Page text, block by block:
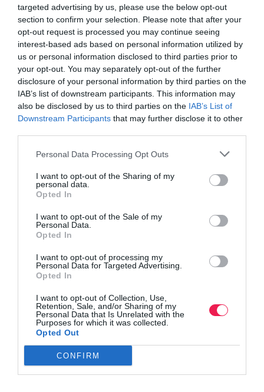
targeted advertising by us, please use the below opt-out
section to confirm your selection. Please note that after your
opt-out request is processed you may continue seeing
interest-based ads based on personal information utilized by
us or personal information disclosed to third parties prior to
your opt-out. You may separately opt-out of the further
disclosure of your personal information by third parties on the
IAB’s list of downstream participants. This information may
also be disclosed by us to third parties on the IAB’s List of
Downstream Participants that may further disclose it to other
Personal Data Processing Opt Outs
I want to opt-out of the Sharing of my
personal data.
Opted In
I want to opt-out of the Sale of my
Personal Data.
Opted In
I want to opt-out of processing my
Personal Data for Targeted Advertising.
Opted In
I want to opt-out of Collection, Use,
Retention, Sale, and/or Sharing of my
Personal Data that Is Unrelated with the
Purposes for which it was collected.
Opted Out
CONFIRM